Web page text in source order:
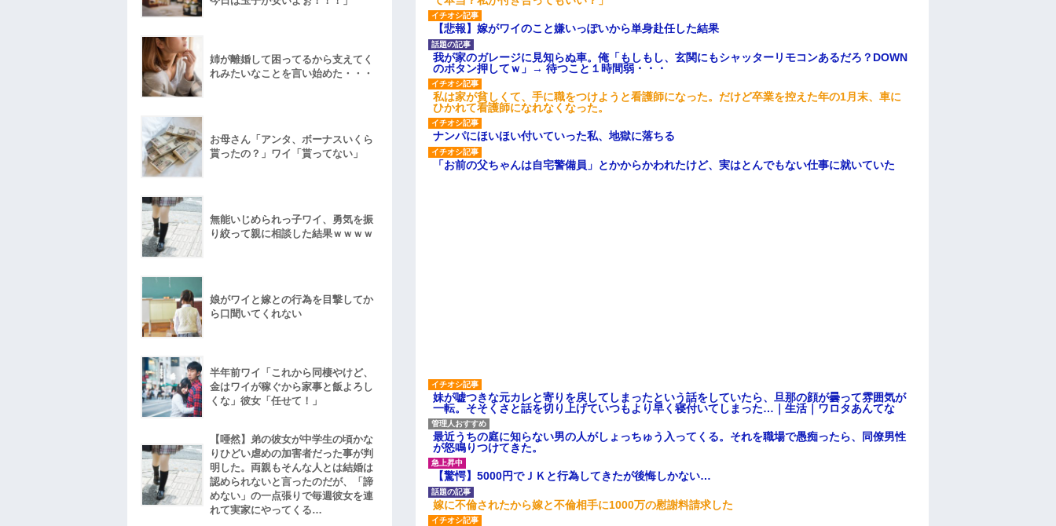
【悲報】嫁がワイのこと嫌いっぽいから単身赴任した結果
我が家のガレージに見知らぬ車。俺「もしもし、玄関にもシャッターリモコンあるだろ？DOWN
のボタン押してｗ」→ 待つこと１時間弱・・・
私は家が貧しくて、手に職をつけようと看護師になった。だけど卒業を控えた年の1月末、車に
ひかれて看護師になれなくなった。
ナンパにほいほい付いていった私、地獄に落ちる
「お前の父ちゃんは自宅警備員」とかからかわれたけど、実はとんでもない仕事に就いていた
妹が嘘つきな元カレと寄りを戻してしまったという話をしていたら、旦那の顔が曇って雰囲気が
一転。そそくさと話を切り上げていつもより早く寝付いてしまった…｜生活｜ワロタあんてな
最近うちの庭に知らない男の人がしょっちゅう入ってくる。それを職場で愚痴ったら、同僚男性
が怒鳴りつけてきた。
【驚愕】5000円でＪＫと行為してきたが後悔しかない…
嫁に不倫されたから嫁と不倫相手に1000万の慰謝料請求した
姉が離婚して困ってるから支えてく
れみたいなことを言い始めた・・・
お母さん「アンタ、ボーナスいくら
貰ったの？」ワイ「貰ってない」
無能いじめられっ子ワイ、勇気を振
り絞って親に相談した結果ｗｗｗｗ
娘がワイと嫁との行為を目撃してか
ら口聞いてくれない
半年前ワイ「これから同棲やけど、
金はワイが稼ぐから家事と飯よろし
くな」彼女「任せて！」
【唖然】弟の彼女が中学生の頃かな
りひどい虐めの加害者だった事が判
明した。両親もそんな人とは結婚は
認められないと言ったのだが、「諦
めない」の一点張りで毎週彼女を連
れて実家にやってくる…